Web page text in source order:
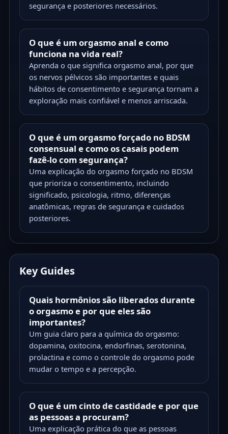
segurança e posteriores necessários.
O que é um orgasmo anal e como
funciona na vida real?
Aprenda o que significa orgasmo anal, por que
os nervos pélvicos são importantes e quais
hábitos de consentimento e segurança tornam a
exploração mais confiável e menos arriscada.
O que é um orgasmo forçado no BDSM
consensual e como os casais podem
fazê-lo com segurança?
Uma explicação do orgasmo forçado no BDSM
que prioriza o consentimento, incluindo
significado, psicologia, ritmo, diferenças
anatômicas, regras de segurança e cuidados
posteriores.
Key Guides
Quais hormônios são liberados durante
o orgasmo e por que eles são
importantes?
Um guia claro para a química do orgasmo:
dopamina, oxitocina, endorfinas, serotonina,
prolactina e como o controle do orgasmo pode
mudar o tempo e a percepção.
O que é um cinto de castidade e por que
as pessoas a procuram?
Uma explicação prática do que as pessoas